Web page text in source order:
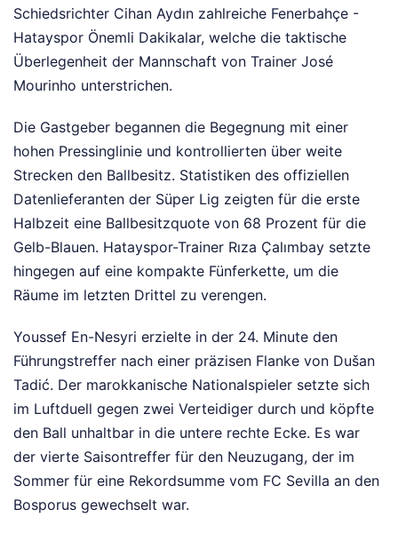
Schiedsrichter Cihan Aydın zahlreiche Fenerbahçe -
Hatayspor Önemli Dakikalar, welche die taktische
Überlegenheit der Mannschaft von Trainer José
Mourinho unterstrichen.
Die Gastgeber begannen die Begegnung mit einer
hohen Pressinglinie und kontrollierten über weite
Strecken den Ballbesitz. Statistiken des offiziellen
Datenlieferanten der Süper Lig zeigten für die erste
Halbzeit eine Ballbesitzquote von 68 Prozent für die
Gelb-Blauen. Hatayspor-Trainer Rıza Çalımbay setzte
hingegen auf eine kompakte Fünferkette, um die
Räume im letzten Drittel zu verengen.
Youssef En-Nesyri erzielte in der 24. Minute den
Führungstreffer nach einer präzisen Flanke von Dušan
Tadić. Der marokkanische Nationalspieler setzte sich
im Luftduell gegen zwei Verteidiger durch und köpfte
den Ball unhaltbar in die untere rechte Ecke. Es war
der vierte Saisontreffer für den Neuzugang, der im
Sommer für eine Rekordsumme vom FC Sevilla an den
Bosporus gewechselt war.